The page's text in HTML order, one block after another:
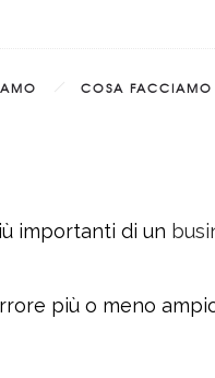
COSA FACCIAMO
importanti di un
più o meno